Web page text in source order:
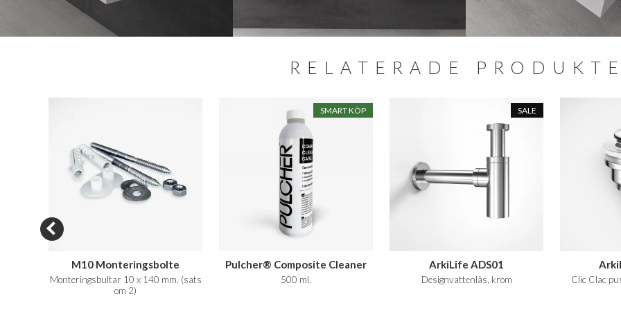
RELATERADE
M10 Monteringsbolte
Monteringsbultar 10 x 140 mm. (sats
om 2)
SMART KÖP
Pulcher® Composite Cleaner
Care
500 ml.
SALE
ArkiLife ADS01
Designvattenlås, krom
Clic Clac